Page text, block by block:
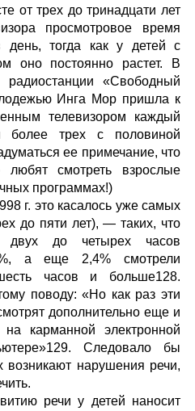
от трех до тринадцати лет
просмотровое время
день, тогда как у детей с
оно постоянно растет. В
радиостанции «Свободный
Инга Мор пришла к
телевизором каждый
более трех с половиной
ее примечание, что
смотреть взрослые
программах!)
г. это касалось уже самых
до пяти лет), — таких, что
двух до четырех часов
а еще 2,4% смотрели
часов и больше128.
поводу: «Но как раз эти
дополнительно еще и
карманной электронной
Следовало бы
возникают нарушения речи,
речи у детей наносит